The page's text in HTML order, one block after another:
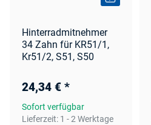
Hinterradmitnehmer
34 Zahn für KR51/1,
Kr51/2, S51, S50
24,34 € *
Sofort verfügbar
Lieferzeit: 1 - 2 Werktage